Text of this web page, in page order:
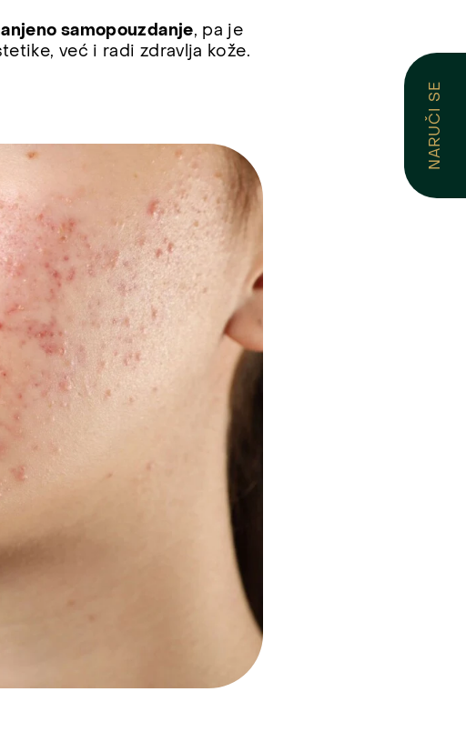
samopouzdanje, pa je
već i radi zdravlja kože.
NARUČI SE